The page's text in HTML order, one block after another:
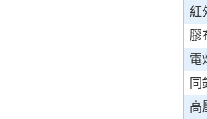
濾
拉
上
切
壓
紅
膠
電
同
高